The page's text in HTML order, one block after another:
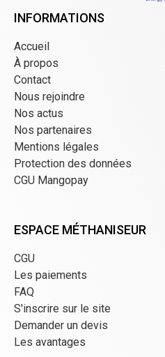
INFORMATIONS
Accueil
À propos
Contact
Nous rejoindre
Nos actus
Nos partenaires
Mentions légales
Protection des données
CGU Mangopay
ESPACE MÉTHANISEUR
CGU
Les paiements
FAQ
S'inscrire sur le site
Demander un devis
Les avantages